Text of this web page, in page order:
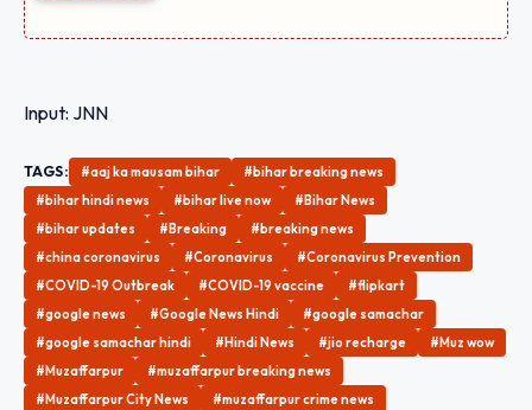
Input: JNN
TAGS: #aaj ka mausam bihar
#bihar breaking news
#bihar hindi news
#bihar live now
#Bihar News
#bihar updates
#Breaking
#breaking news
#china coronavirus
#Coronavirus
#Coronavirus Prevention
#COVID-19 Outbreak
#COVID-19 vaccine
#flipkart
#google news
#Google News Hindi
#google samachar
#google samachar hindi
#Hindi News #jio recharge
#Muz wow
#Muzaffarpur
#muzaffarpur breaking news
#Muzaffarpur City News
#muzaffarpur crime news